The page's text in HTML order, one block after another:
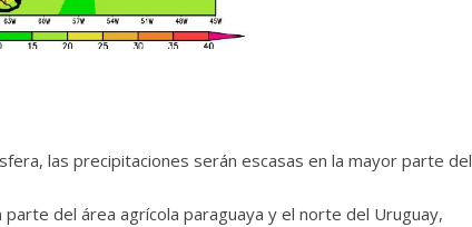
las precipitaciones serán escasas en la mayor parte del
del área agrícola paraguaya y el norte del Uruguay,